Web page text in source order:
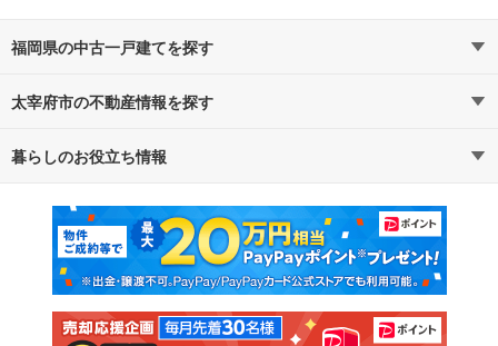
福岡県の中古一戸建てを探す
路線・駅から探す
通勤・通学時間から探す
太宰府市の不動産情報を探す
不動産・住宅
新築マンション 中古マンション
新築一戸建て 中古一戸建て
注文住宅 土地
暮らしのお役立ち情報
マンションカタログ 教えて！住まいの先生